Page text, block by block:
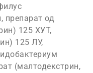
препарат од
125 ХУТ,
125 ЛУ,
(малтодекстрин,